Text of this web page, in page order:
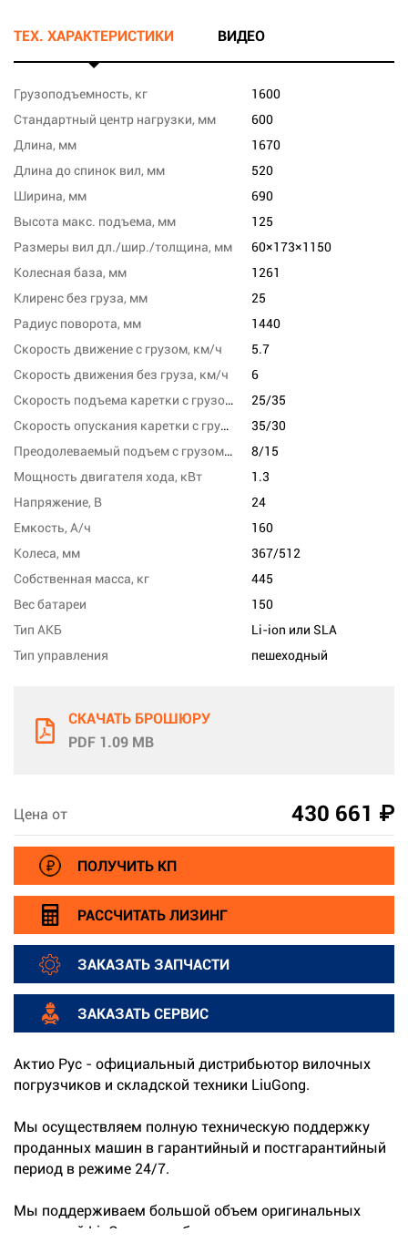
ТЕХ. ХАРАКТЕРИСТИКИ ВИДЕО
Грузоподъемность, кг
1600
Стандартный центр нагрузки, мм
600
Длина, мм
1670
Длина до спинок вил, мм
520
Ширина, мм
690
Высота макс. подъема, мм
125
Размеры вил дл./шир./толщина, мм
60×173×1150
Колесная база, мм
1261
Клиренс без груза, мм
25
Радиус поворота, мм
1440
Скорость движение с грузом, км/ч
5.7
Скорость движения без груза, км/ч
6
Скорость подъема каретки с грузом/без груза, м/с
25/35
Скорость опускания каретки с грузом/без груза,м/сек
35/30
Преодолеваемый подъем с грузом/без груза,%
8/15
Мощность двигателя хода, кВт
1.3
Напряжение, В
24
Емкость, А/ч
160
Колеса, мм
367/512
Собственная масса, кг
445
Вес батареи
150
Тип АКБ
Li-ion или SLA
Тип управления
пешеходный
СКАЧАТЬ БРОШЮРУ
PDF 1.09 MB
Цена от 430 661 ₽
ПОЛУЧИТЬ КП
РАССЧИТАТЬ ЛИЗИНГ
ЗАКАЗАТЬ ЗАПЧАСТИ
ЗАКАЗАТЬ СЕРВИС
Актио Рус - официальный дистрибьютор вилочных
погрузчиков и складской техники LiuGong.
Мы осуществляем полную техническую поддержку
проданных машин в гарантийный и постгарантийный
период в режиме 24/7.
Мы поддерживаем большой объем оригинальных
запчастей LiuGong на собственных складах.